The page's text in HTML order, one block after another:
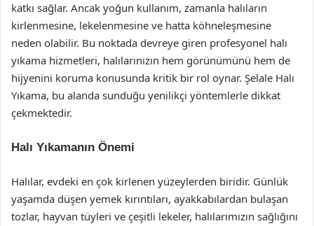
katkı sağlar. Ancak yoğun kullanım, zamanla halıların
kirlenmesine, lekelenmesine ve hatta köhneleşmesine
neden olabilir. Bu noktada devreye giren profesyonel halı
yıkama hizmetleri, halılarınızın hem görünümünü hem de
hijyenini koruma konusunda kritik bir rol oynar. Şelale Halı
Yıkama, bu alanda sunduğu yenilikçi yöntemlerle dikkat
çekmektedir.
Halı Yıkamanın Önemi
Halılar, evdeki en çok kirlenen yüzeylerden biridir. Günlük
yaşamda düşen yemek kırıntıları, ayakkabılardan bulaşan
tozlar, hayvan tüyleri ve çeşitli lekeler, halılarımızın sağlığını